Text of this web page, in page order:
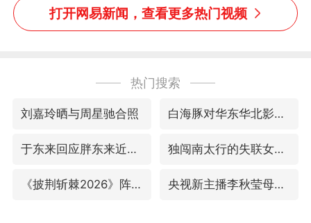
拿下冠军。网友：这淡定
的样子，一看就是有实
打开网易新闻，查看更多热门视频
热门搜索
刘嘉玲晒与周星驰合照 白海豚对华东华北影响会大于巴威
于东来回应胖东来近25年老店年底关闭 独闯南太行的失联女生最后轨迹已确认
《披荆斩棘2026》阵容官宣 央视新主播李秋莹母校发文祝贺